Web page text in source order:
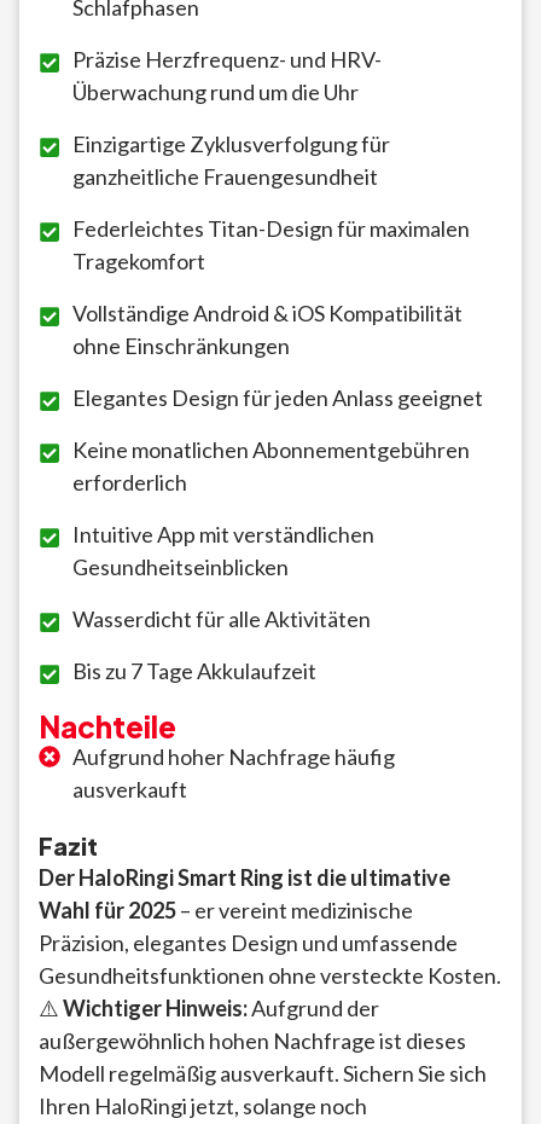
Schlafphasen
Präzise Herzfrequenz- und HRV-
Überwachung rund um die Uhr
Einzigartige Zyklusverfolgung für
ganzheitliche Frauengesundheit
Federleichtes Titan-Design für maximalen
Tragekomfort
Vollständige Android & iOS Kompatibilität
ohne Einschränkungen
Elegantes Design für jeden Anlass geeignet
Keine monatlichen Abonnementgebühren
erforderlich
Intuitive App mit verständlichen
Gesundheitseinblicken
Wasserdicht für alle Aktivitäten
Bis zu 7 Tage Akkulaufzeit
Nachteile
Aufgrund hoher Nachfrage häufig
ausverkauft
Fazit
Der HaloRingi Smart Ring ist die ultimative
Wahl für 2025– er vereint medizinische
Präzision, elegantes Design und umfassende
Gesundheitsfunktionen ohne versteckte Kosten.
⚠️ Wichtiger Hinweis:Aufgrund der
außergewöhnlich hohen Nachfrage ist dieses
Modell regelmäßig ausverkauft. Sichern Sie sich
Ihren HaloRingi jetzt, solange noch